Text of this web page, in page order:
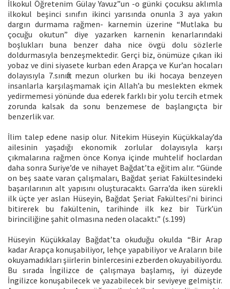
İlkokul Öğretenim Gülay Yavuz”un -o günki çocuksu aklımla
ilkokul beşinci sınıfın ikinci yarısında onunla 3 aya yakın
dargın durmama rağmen- karnemin üzerine “Mutlaka bu
çocuğu okutun” diye yazarken karnenin kenarlarındaki
boşlukları buna benzer daha nice övgü dolu sözlerle
doldurmasıyla benzeşmektedir. Gerçi biz, önümüze çıkan iki
yobaz ve dini siyasete kurban eden Arapça ve Kur’an hocaları
dolayısıyla 7.sınıfta mezun olurken bu iki hocaya benzeyen
insanlarla karşılaşmamak için Allah’a bu meslekten ekmek
yedirmemesi yönünde dua ederek farklı bir yolu tercih etmek
zorunda kalsak da sonu benzemese de başlangıçta bir
benzerlik var.
İlim talep edene nasip olur. Nitekim Hüseyin Küçükkalay’da
ailesinin yaşadığı ekonomik zorlular dolayısıyla karşı
çıkmalarına rağmen önce Konya içinde muhtelif hoclardan
daha sonra Suriye’de ve nihayet Bağdat’ta eğitim alır. “Günde
on beş saate varan çalışmaları, Bağdat şeriat Fakültesindeki
başarılarının alt yapısını oluşturacaktı. Garra’da iken sürekli
ilk üçte yer aslan Hüseyin, Bağdat Şeriat Fakültesi’ni birinci
bitirerek bu fakültenin, tarihinde ilk kez bir Türk’ün
birinciliğine şahit olmasına neden olacaktı.” (s.199)
Hüseyin Küçükkalay Bağdat’ta okuduğu okulda “Bir Arap
kadar Arapça konuşabiliyor, lehçe yapabiliyor ve Araların bile
okuyamadıkları şiirlerin binlercesini ezberden okuyabiliyordu.
Bu sırada İngilizce de çalışmaya başlamış, iyi düzeyde
İngilizce konuşabilecek ve yazabilecek bir seviyeye gelmiştir.